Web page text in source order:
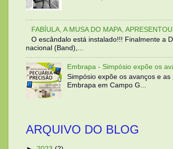
FABÍULA, A MUSA DO MAPA,
O escândalo está instalado!!! Finalmente a
nacional (Band),...
Embrapa - Simpósio expõe os
Simpósio expõe os avanços e
Embrapa em Campo G...
ARQUIVO DO BLOG